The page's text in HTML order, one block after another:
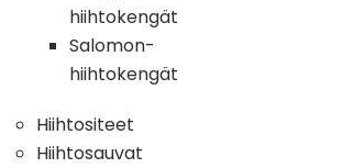
hiihtokengät
Salomon-
hiihtokengät
Hiihtositeet
Hiihtosauvat